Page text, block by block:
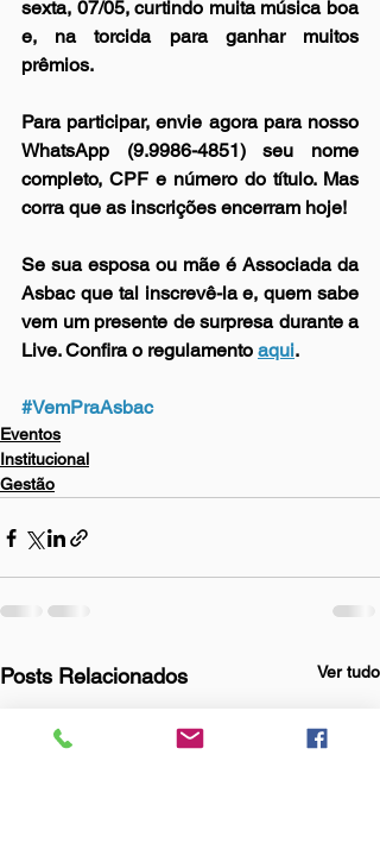
sexta, 07/05, curtindo muita música boa
e, na torcida para ganhar muitos
prêmios.
Para participar, envie agora para nosso
WhatsApp (9.9986-4851) seu nome
completo, CPF e número do título. Mas
corra que as inscrições encerram hoje!
Se sua esposa ou mãe é Associada da
Asbac que tal inscrevê-la e, quem sabe
vem um presente de surpresa durante a
Live. Confira o regulamento aqui.
#VemPraAsbac
Eventos
Institucional
Gestão
Posts Relacionados Ver tudo